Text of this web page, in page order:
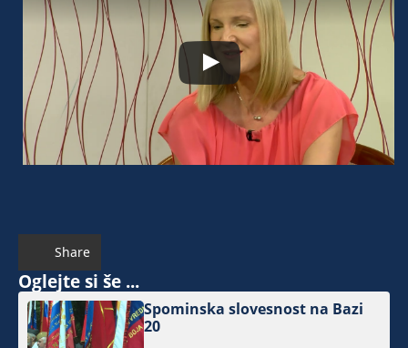
Share
Oglejte si še ...
Spominska slovesnost na Bazi
20